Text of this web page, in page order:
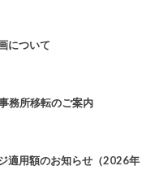
について
務所移転のご案内
適用額のお知らせ（2026年